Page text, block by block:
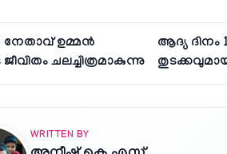
ഉമ്മൻ
ചലച്ചിത്രമാകുന്നു
ആദ്യ
WRITTEN BY